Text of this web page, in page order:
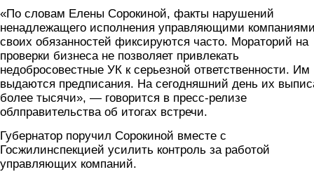
«По словам Елены Сорокиной, факты нарушений
ненадлежащего исполнения управляющими
своих обязанностей фиксируются часто. Мораторий на
проверки бизнеса не позволяет привлекать
недобросовестные УК к серьезной ответственности. Им
выдаются предписания. На сегодняшний день их
более тысячи», — говорится в пресс-релизе
облправительства об итогах встречи.
Губернатор поручил Сорокиной вместе с
Госжилинспекцией усилить контроль за работой
управляющих компаний.